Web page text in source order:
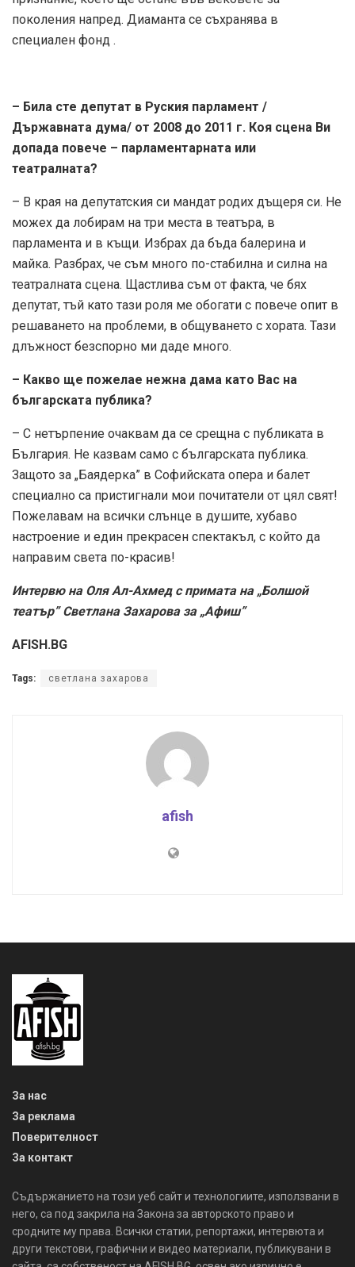
поколения напред. Диаманта се съхранява в
специален фонд .
– Била сте депутат в Руския парламент /
Държавната дума/ от 2008 до 2011 г. Коя сцена Ви
допада повече – парламентарната или
театралната?
– В края на депутатския си мандат родих дъщеря си. Не
можех да лобирам на три места в театъра, в
парламента и в къщи. Избрах да бъда балерина и
майка. Разбрах, че съм много по-стабилна и силна на
театралната сцена. Щастлива съм от факта, че бях
депутат, тъй като тази роля ме обогати с повече опит в
решаването на проблеми, в общуването с хората. Тази
длъжност безспорно ми даде много.
– Какво ще пожелае нежна дама като Вас на
българската публика?
– С нетърпение очаквам да се срещна с публиката в
България. Не казвам само с българската публика.
Защото за „Баядерка” в Софийската опера и балет
специално са пристигнали мои почитатели от цял свят!
Пожелавам на всички слънце в душите, хубаво
настроение и един прекрасен спектакъл, с който да
направим света по-красив!
Интервю на Оля Ал-Ахмед с примата на „Болшой
театър” Светлана Захарова за „Афиш”
AFISH.BG
Tags: светлана захарова
afish
За нас
За реклама
Поверителност
За контакт
Съдържанието на този уеб сайт и технологиите, използвани в
него, са под закрила на Закона за авторското право и
сродните му права. Всички статии, репортажи, интервюта и
други текстови, графични и видео материали, публикувани в